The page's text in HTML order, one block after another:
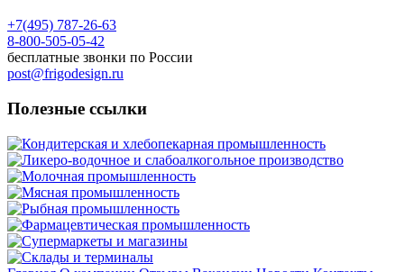
+7(495) 787-26-63
8-800-505-05-42
бесплатные звонки по России
post@frigodesign.ru
Полезные ссылки
Кондитерская и хлебопекарная промышленность
Ликеро-водочное и слабоалкогольное производство
Молочная промышленность
Мясная промышленность
Рыбная промышленность
Фармацевтическая промышленность
Супермаркеты и магазины
Склады и терминалы